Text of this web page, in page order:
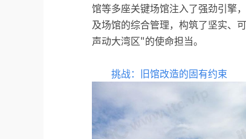
馆等多座关键场馆注入了强劲引擎
及场馆的综合管理，构筑了坚实、
声动大湾区"的使命担当。
挑战：旧馆改造的固有约束